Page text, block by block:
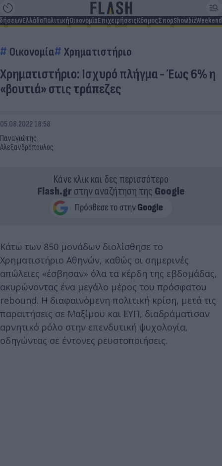
ΕλλάδαΠολιτικήΟικονομίαΕπιχειρήσειςΚόσμοςΣπορShowbizWeekend
Οικονομία Χρηματιστήριο
Χρηματιστήριο: Ισχυρό πλήγμα - Έως 6% η
«βουτιά» στις τράπεζες
Παναγιώτης
Αλεξανδρόπουλος
05.08.2022 18:58
Κάνε κλικ και δες περισσότερο
Flash.grστην αναζήτηση της Google
Κάτω των 850 μονάδων διολίσθησε το
Χρηματιστήριο Αθηνών, καθώς οι σημερινές
απώλειες «έσβησαν» όλα τα κέρδη της εβδομάδας,
ακυρώνοντας ένα μεγάλο μέρος του πρόσφατου
rebound. Η διαφαινόμενη πολιτική κρίση, μετά τις
παραιτήσεις σε Μαξίμου και ΕΥΠ, διαδράματισαν
αρνητικό ρόλο στην επενδυτική ψυχολογία,
οδηγώντας σε έντονες ρευστοποιήσεις.